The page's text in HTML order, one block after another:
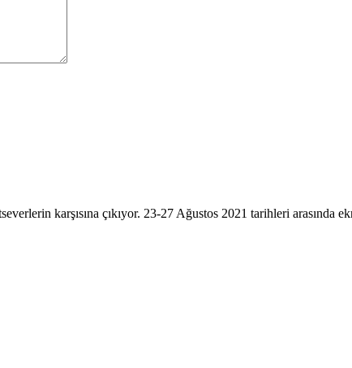
karşısına çıkıyor. 23-27 Ağustos 2021 tarihleri arasında